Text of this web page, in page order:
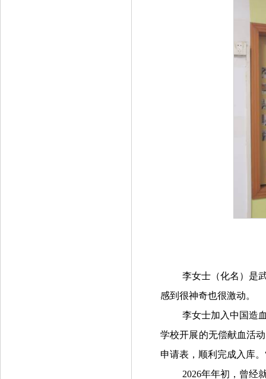
李女士（化名）是
感到很神奇也很激动。
李女士加入中国造
学校开展的无偿献血活
申请表，顺利完成入库
2026年年初，曾经